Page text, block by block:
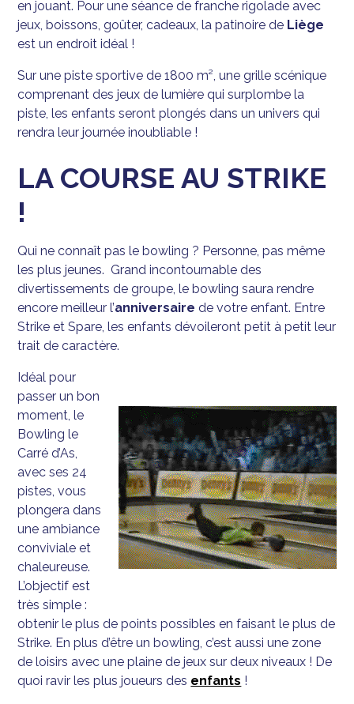
en jouant. Pour une séance de franche rigolade avec
jeux, boissons, goûter, cadeaux, la patinoire de Liège
est un endroit idéal !
Sur une piste sportive de 1800 m², une grille scénique
comprenant des jeux de lumière qui surplombe la
piste, les enfants seront plongés dans un univers qui
rendra leur journée inoubliable !
LA COURSE AU STRIKE
!
Qui ne connaît pas le bowling ? Personne, pas même
les plus jeunes. Grand incontournable des
divertissements de groupe, le bowling saura rendre
encore meilleur l’anniversaire de votre enfant. Entre
Strike et Spare, les enfants dévoileront petit à petit leur
trait de caractère.
Idéal pour
passer un bon
moment, le
Bowling le
Carré d’As,
avec ses 24
pistes, vous
plongera dans
une ambiance
conviviale et
chaleureuse.
L’objectif est
très simple :
obtenir le plus de points possibles en faisant le plus de
Strike. En plus d’être un bowling, c’est aussi une zone
de loisirs avec une plaine de jeux sur deux niveaux ! De
quoi ravir les plus joueurs des enfants !